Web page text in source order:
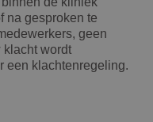
na gesproken te
geen
klacht wordt
een klachtenregeling.